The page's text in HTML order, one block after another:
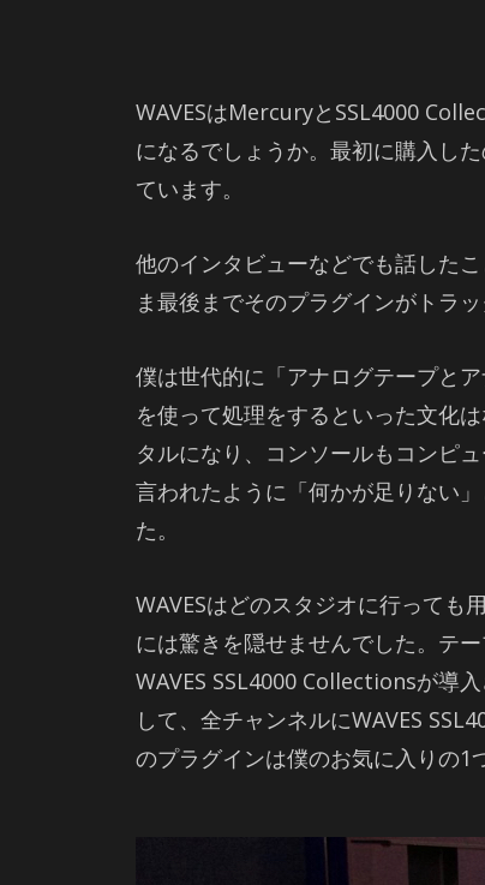
WAVESはMercuryとSSL4000
になるでしょうか。最初に購入し
ています。
他のインタビューなどでも話した
ま最後までそのプラグインがトラ
僕は世代的に「アナログテープと
を使って処理をするといった文化
タルになり、コンソールもコンピ
言われたように「何かが足りない
た。
WAVESはどのスタジオに行っても
には驚きを隠せませんでした。テ
WAVES SSL4000 Collectionsが導
して、全チャンネルにWAVES
のプラグインは僕のお気に入りの1